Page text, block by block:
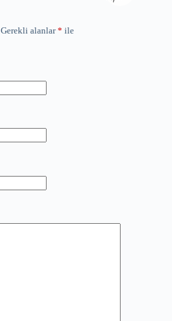
Gerekli alanlar* ile